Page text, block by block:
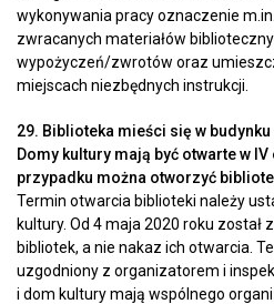
wykonywania pracy oznaczenie
zwracanych materiałów
wypożyczeń/zwrotów oraz
miejscach niezbędnych instrukcji.
29. Biblioteka mieści się w
Domy kultury mają być otwarte w IV
przypadku można otworzyć
Termin otwarcia biblioteki należy
kultury. Od 4 maja 2020 roku
bibliotek, a nie nakaz ich otwarcia.
uzgodniony z organizatorem i
i dom kultury mają wspólnego